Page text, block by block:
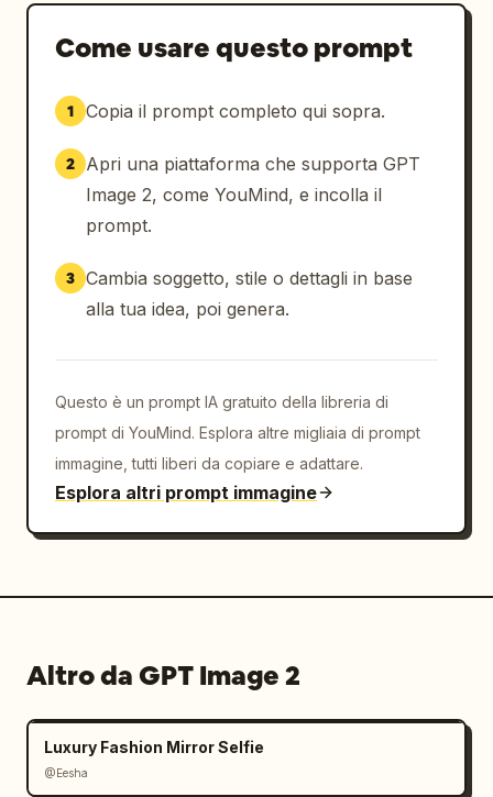
Come usare questo prompt
1 Copia il prompt completo qui sopra.
2
Apri una piattaforma che supporta GPT
Image 2, come YouMind, e incolla il
prompt.
3 Cambia soggetto, stile o dettagli in base
alla tua idea, poi genera.
Questo è un prompt IA gratuito della libreria di
prompt di YouMind. Esplora altre migliaia di prompt
immagine, tutti liberi da copiare e adattare.
Esplora altri prompt immagine
Altro da GPT Image 2
Luxury Fashion Mirror Selfie
@Eesha